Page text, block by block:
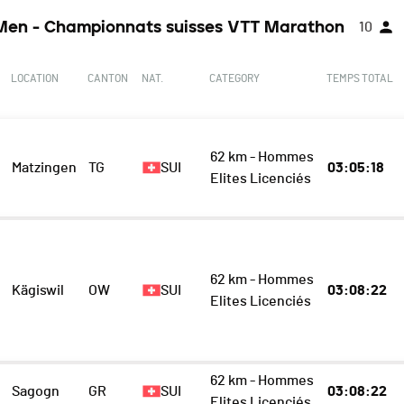
- Championnats suisses VTT Marathon 10
LOCATION CANTON NAT. CATEGORY TEMPS TOTAL
Matzingen TG SUI
62 km - Hommes
Elites Licenciés
03:05:18
Kägiswil OW SUI
62 km - Hommes
Elites Licenciés
03:08:22
Sagogn GR SUI
62 km - Hommes
03:08:22